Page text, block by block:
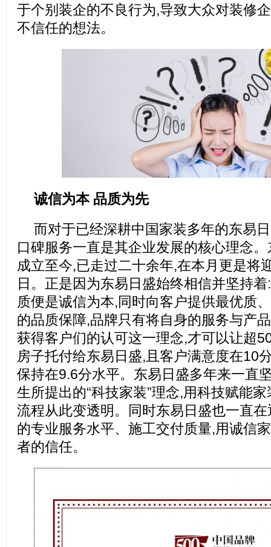
于个别装企的不良行为,导致大众对装修
不信任的想法。
诚信为本 品质为先
而对于已经深耕中国家装多年的东易
口碑服务一直是其企业发展的核心理念
成立至今,已走过二十余年,在本月更是将
日。正是因为东易日盛始终相信并坚持
质便是诚信为本,同时向客户提供最优质
的品质保障,品牌只有将自身的服务与产
获得客户们的认可这一理念,才可以让超
房子托付给东易日盛,且客户满意度在10
保持在9.6分水平。东易日盛多年来一直
生所提出的“科技家装”理念,用科技赋能家
流程从此变透明。同时东易日盛也一直
的专业服务水平、施工交付质量,用诚信
者的信任。